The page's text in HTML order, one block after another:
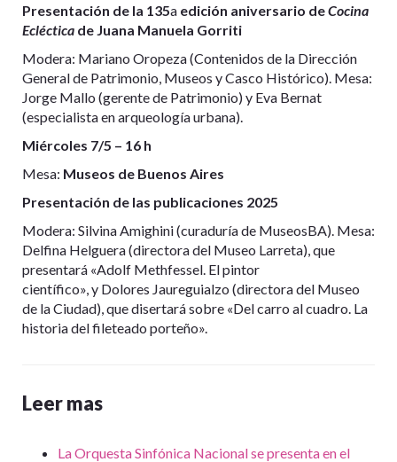
Presentación de la 135a edición aniversario deCocina
Ecléctica de Juana Manuela Gorriti
Modera: Mariano Oropeza (Contenidos de la Dirección
General de Patrimonio, Museos y Casco Histórico). Mesa:
Jorge Mallo (gerente de Patrimonio) y Eva Bernat
(especialista en arqueología urbana).
Miércoles 7/5 – 16 h
Mesa: Museos de Buenos Aires
Presentación de las publicaciones 2025
Modera: Silvina Amighini (curaduría de MuseosBA). Mesa:
Delfina Helguera (directora del Museo Larreta), que
presentará «Adolf Methfessel. El pintor
científico», y Dolores Jaureguialzo (directora del Museo
de la Ciudad), que disertará sobre «Del carro al cuadro. La
historia del fileteado porteño».
Leer mas
La Orquesta Sinfónica Nacional se presenta en el